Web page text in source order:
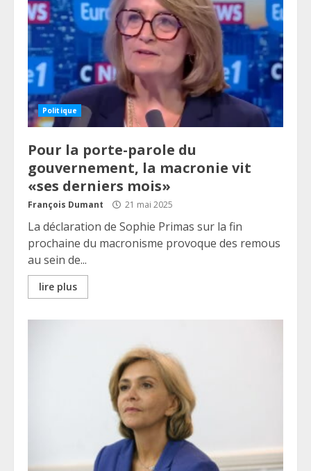
Politique
Pour la porte-parole du
gouvernement, la macronie vit
«ses derniers mois»
François Dumant 21 mai 2025
La déclaration de Sophie Primas sur la fin
prochaine du macronisme provoque des remous
au sein de...
lire plus